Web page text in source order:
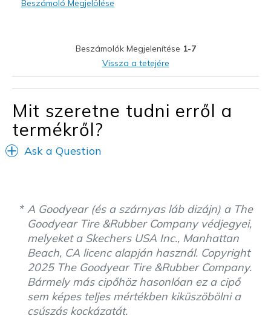
Casual Wear
Width
Feels true to width
Feels true to size
View On Shoes
I'm Really Into Shoes
Beszámoló Megjelölése
Beszámolók Megjelenítése 1-7
Vissza a tetejére
Mit szeretne tudni erről a
termékről?
Ask a Question
A Goodyear (és a szárnyas láb dizájn) a The
Goodyear Tire &Rubber Company védjegyei,
melyeket a Skechers USA Inc., Manhattan
Beach, CA licenc alapján használ. Copyright
2025 The Goodyear Tire &Rubber Company.
Bármely más cipőhöz hasonlóan ez a cipő
sem képes teljes mértékben kiküszöbölni a
csúszás kockázatát.